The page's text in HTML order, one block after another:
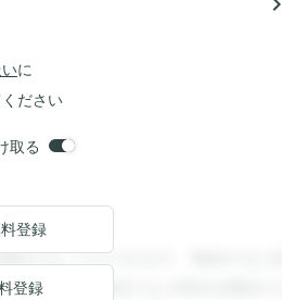
に
ださい
取る
することができます。登録すると回
きます。登録すると回答を閲覧する
登録
登録